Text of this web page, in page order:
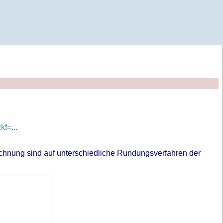
sind auf unterschiedliche Rundungsverfahren der